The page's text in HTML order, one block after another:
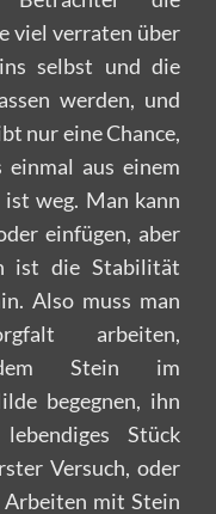
viel verraten über
selbst und die
werden, und
nur eine Chance,
einmal aus einem
weg. Man kann
einfügen, aber
ist die Stabilität
Also muss man
arbeiten,
Stein im
begegnen, ihn
Stück
Versuch, oder
Arbeiten mit Stein